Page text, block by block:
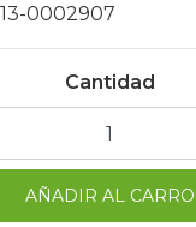
0002907
Cantidad